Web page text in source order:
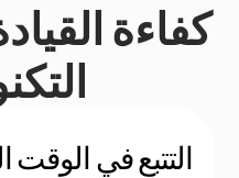
كفاءة
التتبع في الوقت